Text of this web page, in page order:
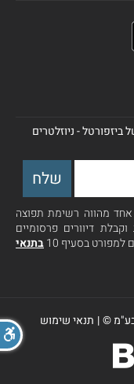
- ניוזלטרים
מהווה רשימת תפוצה
דיוורים פרסומיים
בסעיף 10
בתנאי
©
| תנאי שימוש